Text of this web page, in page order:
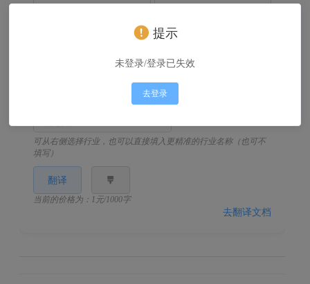
0/1024
可从右侧选择行业，也可以直接填入更精准的行业名称（也可不
填写）
翻译
当前的价格为：1元/1000字
去翻译文档
提示
未登录/登录已失效
去登录